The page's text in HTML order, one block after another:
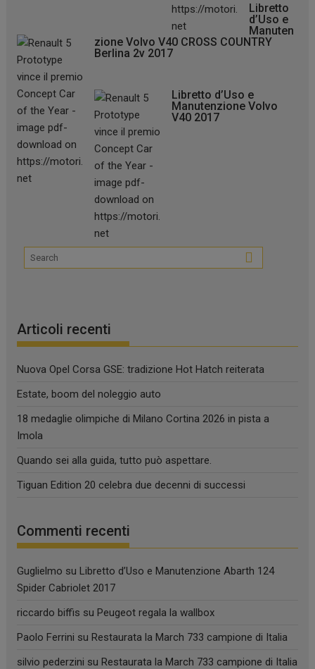
Libretto
d’Uso e
Manuten
zione Volvo V40 CROSS COUNTRY
Berlina 2v 2017
Libretto d’Uso e
Manutenzione Volvo
V40 2017
Articoli recenti
Nuova Opel Corsa GSE: tradizione Hot Hatch reiterata
Estate, boom del noleggio auto
18 medaglie olimpiche di Milano Cortina 2026 in pista a
Imola
Quando sei alla guida, tutto può aspettare.
Tiguan Edition 20 celebra due decenni di successi
Commenti recenti
Guglielmo suLibretto d’Uso e Manutenzione Abarth 124
Spider Cabriolet 2017
riccardo biffis suPeugeot regala la wallbox
Paolo Ferrini suRestaurata la March 733 campione di Italia
silvio pederzini suRestaurata la March 733 campione di Italia